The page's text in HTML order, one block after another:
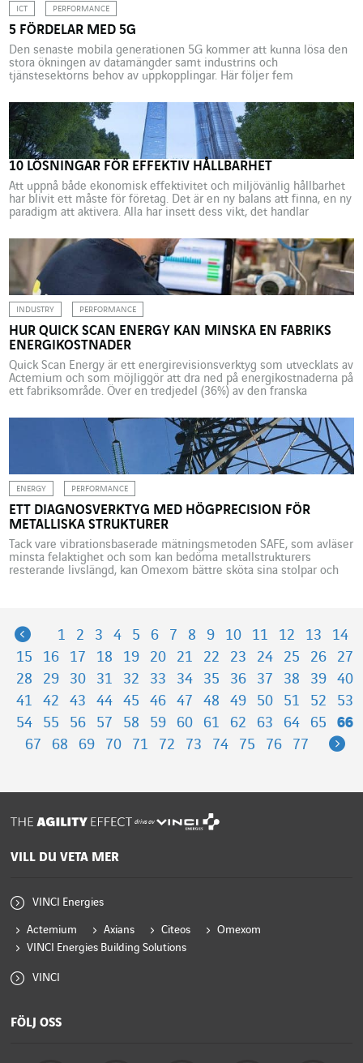
företaget Renewis lokaler. Renewi specialiserar sig […]
ICT PERFORMANCE
5 FÖRDELAR MED 5G
Den senaste mobila generationen 5G kommer att kunna lösa den
stora ökningen av datamängder samt industrins och
tjänstesektorns behov av uppkopplingar. Här följer fem
energivärlden och byggnader.
10 LÖSNINGAR FÖR EFFEKTIV HÅLLBARHET
Att uppnå både ekonomisk effektivitet och miljövänlig hållbarhet
har blivit ett måste för företag. Det är en ny balans att finna, en ny
paradigm att aktivera. Alla har insett dess vikt, det handlar
flexibilitet, det är riktlinjen som genomsyrar VINCI Energies’
modell.
INDUSTRY PERFORMANCE
HUR QUICK SCAN ENERGY KAN MINSKA EN FABRIKS
ENERGIKOSTNADER
Quick Scan Energy är ett energirevisionsverktyg som utvecklats av
Actemium och som möjliggör att dra ned på energikostnaderna på
ett fabriksområde. Över en tredjedel (36%) av den franska
Statistiken kommer från en studie av Ademe som visar
potentialen för att återanvända spillvärme inom industrin. Quick
ENERGY PERFORMANCE
ETT DIAGNOSVERKTYG MED HÖGPRECISION FÖR
METALLISKA STRUKTURER
Tack vare vibrationsbaserade mätningsmetoden SAFE, som avläser
minsta felaktighet och som kan bedöma metallstrukturers
resterande livslängd, kan Omexom bättre sköta sina stolpar och
Previous
1 2 3 4 5 6 7 8 9 10 11 12 13
14
15
16 17 18 19 20 21 22 23 24 25 26
27
28
29 30 31 32 33 34 35 36 37 38 39
40
41
42 43 44 45 46 47 48 49 50 51 52
53
54
55 56 57 58 59 60 61 62 63 64 65
66
67
68 69 70 71 72 73 74 75 76 77
drivs av
VILL DU VETA MER
VINCI Energies
Actemium Axians Citeos
Omexom
VINCI Energies Building Solutions
VINCI
FÖLJ OSS